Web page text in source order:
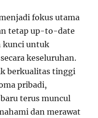
fokus utama
tetap up-to-date
kunci untuk
keseluruhan.
berkualitas tinggi
pribadi,
terus muncul
dan merawat